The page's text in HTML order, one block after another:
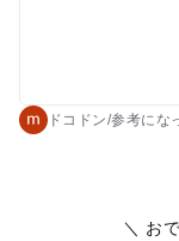
お金がかかります。
す笑。 お昼も館内
ドコドン/参考に な
＼ お